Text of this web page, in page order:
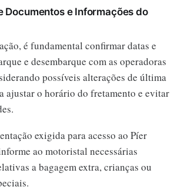
Documentos e Informações do
é fundamental confirmar datas e
e desembarque com as operadoras
possíveis alterações de última
ajustar o horário do fretamento e evitar
exigida para acesso ao Píer
ao motoristal necessárias
a bagagem extra, crianças ou